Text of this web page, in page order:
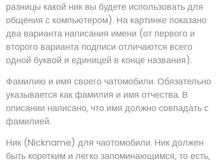
разницы какой ник вы будете использовать для
общения с компьютером). На картинке показано
два варианта написания имени (от первого и
второго варианта подписи отличаются всего
одной буквой и единицей в конце названия).
Фамилию и имя своего чатомобили. Обязательно
указывается как фамилия и имя отчества. В
описании написано, что имя должно совпадать с
фамилией.
Ник (Nickname) для чаотомобили. Ник должен
быть коротким и легко запоминающимся, то есть,